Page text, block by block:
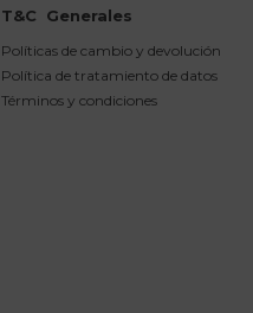
T&C  Generales
Políticas de cambio y devolución
Política de tratamiento de datos
Términos y condiciones